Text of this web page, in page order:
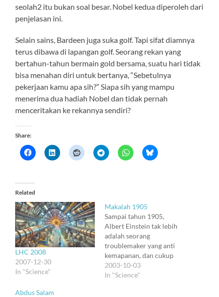
seolah2 itu bukan soal besar. Nobel kedua diperoleh dari
penjelasan ini.
Selain sains, Bardeen juga suka golf. Tapi sifat diamnya
terus dibawa di lapangan golf. Seorang rekan yang
bertahun-tahun bermain gold bersama, suatu hari tidak
bisa menahan diri untuk bertanya, “Sebetulnya
pekerjaan kamu apa sih?” Siapa sih yang mampu
menerima dua hadiah Nobel dan tidak pernah
menceritakan ke rekannya sendiri?
Share:
Related
LHC 2008
2007-12-30
In "Science"
Makalah 1905
Sampai tahun 1905,
Albert Einstein tak lebih
adalah seorang
troublemaker yang anti
kemapanan, dan cukup
beruntung bisa bekerja di
Kantor Paten di Bern, dan
2003-10-03
In "Science"
Abdus Salam